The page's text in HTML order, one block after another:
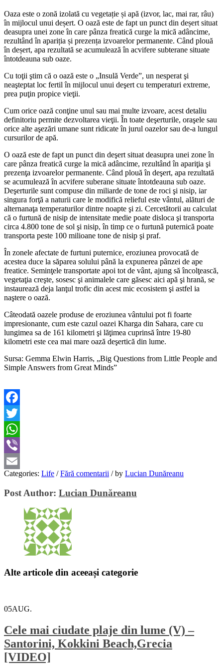
Oaza este o zonă izolată cu vegetație și apă (izvor, lac, mai rar, râu)
în mijlocul unui deșert. O oază este de fapt un punct din deșert situat
deasupra unei zone în care pânza freatică curge la mică adâncime,
rezultând în apariția și prezența izvoarelor permanente. Când plouă
în deșert, apa rezultată se acumulează în acvifere subterane situate
întotdeauna sub oaze.
Cu toţii ştim că o oază este o „Insulă Verde”, un nesperat şi
neaşteptat loc fertil în mijlocul unui deşert cu temperaturi extreme,
prea puţin propice vieţii.
Cum orice oază conţine unul sau mai multe izvoare, acest detaliu
definitoriu permite dezvoltarea vieţii. În toate deşerturile, oraşele sau
orice alte aşezări umane sunt ridicate în jurul oazelor sau de-a lungul
cursurilor de apă.
O oază este de fapt un punct din deşert situat deasupra unei zone în
care pânza freatică curge la mică adâncime, rezultând în apariţia şi
prezenţa izvoarelor permanente. Când plouă în deşert, apa rezultată
se acumulează în acvifere suberane situate întotdeauna sub oaze.
Deşerturile sunt compuse din miliarde de tone de roci şi nisip, iar
singura forţă a naturii care le modifică relieful este vântul, alături de
alternanaţa temperaturilor dintre noapte şi zi. Cercetătorii au calculat
că o furtună de nisip de intensitate medie poate disloca şi transporta
circa 4.800 tone de sol şi nisip, în timp ce o furtună puternică poate
transporta peste 100 milioane tone de nisip şi praf.
În zonele afectate de furtuni puternice, eroziunea provocată de
acestea duce la săparea solului până la expunerea pânzei de ape
freatice. Seminţele transportate apoi tot de vânt, ajung să încolţească,
vegetaţia creşte, sosesc şi animalele care găsesc aici apă şi hrană, se
instaurează deja lanţul trofic din acest mic ecosistem şi astfel ia
naştere o oază.
Câteodată oazele produse de eroziunea vântului pot fi foarte
impresionante, cum este cazul oazei Kharga din Sahara, care cu
lungimea sa de 161 kilometri şi lăţimea cuprinsă între 19-80
kilometri este cea mai mare oază deşertică din lume.
Sursa: Gemma Elwin Harris, „Big Questions from Little People and
Simple Answers from Great Minds”
Facebook
Twitter
WhatsApp
Viber
Email
Categories: Life / Fără comentarii /by Lucian Dunăreanu
Post Author: Lucian Dunăreanu
Alte articole din aceeași categorie
05AUG.
Cele mai ciudate plaje din lume (V) –
Santorini, Kokkini Beach,Grecia
[VIDEO]